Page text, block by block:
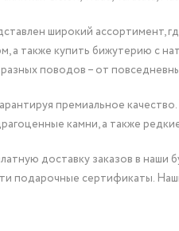
широкий ассортимент,
а также купить бижутерию с
поводов – от
премиальное
камни, а также
доставку заказов в
подарочные сертификаты.